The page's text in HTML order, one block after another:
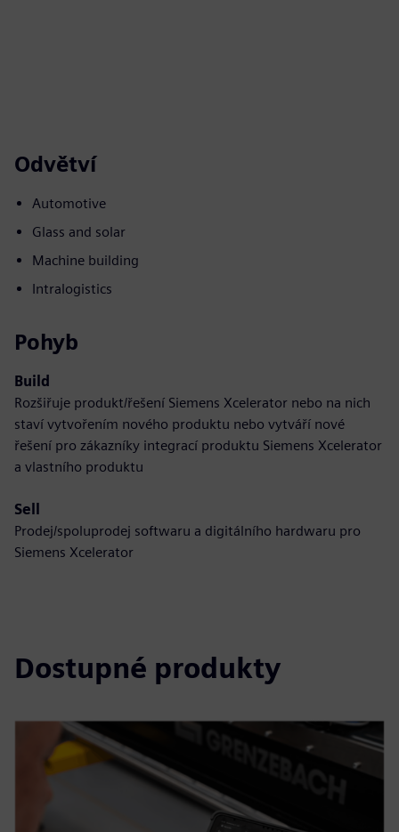
Odvětví
Automotive
Glass and solar
Machine building
Intralogistics
Pohyb
Build
Rozšiřuje produkt/řešení Siemens Xcelerator nebo na nich
staví vytvořením nového produktu nebo vytváří nové
řešení pro zákazníky integrací produktu Siemens Xcelerator
a vlastního produktu
Sell
Prodej/spoluprodej softwaru a digitálního hardwaru pro
Siemens Xcelerator
Dostupné produkty